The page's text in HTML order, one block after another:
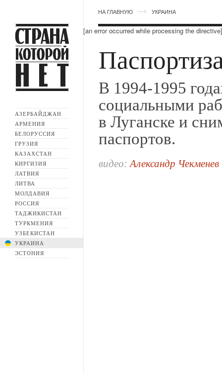
АЗЕРБАЙДЖАН
АРМЕНИЯ
БЕЛОРУССИЯ
ГРУЗИЯ
КАЗАХСТАН
КИРГИЗИЯ
ЛАТВИЯ
ЛИТВА
МОЛДАВИЯ
РОССИЯ
ТАДЖИКИСТАН
ТУРКМЕНИЯ
УЗБЕКИСТАН
УКРАИНА
ЭСТОНИЯ
НА ГЛАВНУЮ УКРАИНА
[an error occurred while processing the directive]
В 1994-1995
социальными
в Луганске и
паспортов.
видео: Александр Чекменев